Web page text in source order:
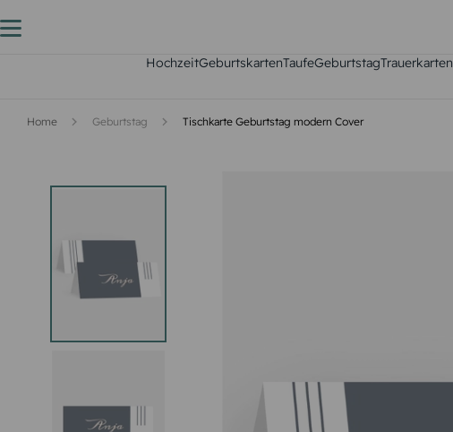
HochzeitGeburtskartenTaufeGeburtstagTrauerkarten
Home Geburtstag Tischkarte Geburtstag modern Cover